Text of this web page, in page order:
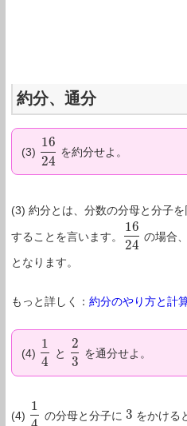
約分、通分
(3)
16
24
1624を約分せよ。
(3) 約分とは、分数の分母と分子
することを言います。
16
24
1624の場合
となります。
もっと詳しく： 約分のやり方と計
(4)
1
4
14 と
2
3
23 を通分せよ。
(4)
1
14 の分母と分子に 3
3 をかける